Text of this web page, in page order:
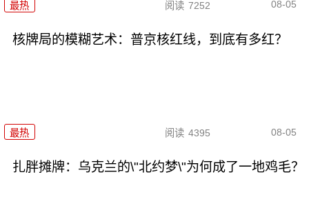
最热 阅读 7252 08-05
核牌局的模糊艺术：普京核红线，到底有多红？
最热 阅读 4395 08-05
扎胖摊牌：乌克兰的\"北约梦\"为何成了一地鸡毛？